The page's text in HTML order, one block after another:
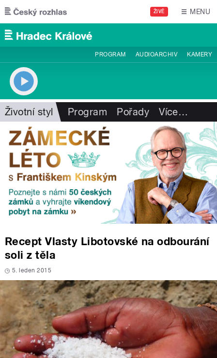
Přejít k hlavnímu obsahu
ŽIVĚ MENU
PROGRAM AUDIOARCHIV KAMERY
Životní styl Program Pořady Více…
Recept Vlasty Libotovské na odbourání
soli z těla
5. leden 2015